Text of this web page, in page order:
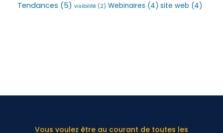
Tendances (5) visibilité (2) Webinaires (4) site web (4)
Vous voulez être au courant de toutes les